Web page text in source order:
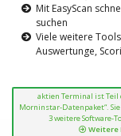
Mit EasyScan
suchen
Viele weitere
Auswertunge,
aktien Terminal ist Teil
Morninstar-Datenpaket“.
3 weitere Software-
Weitere